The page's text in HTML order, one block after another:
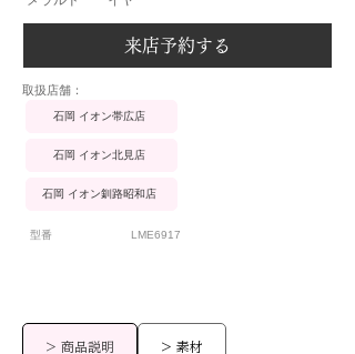
来店予約する
​取扱店舗：
石岡 イオン帯広店
石岡 イオン北見店
石岡 イオン釧路昭和店
型番 LME6917
> 商品説明 > 素材